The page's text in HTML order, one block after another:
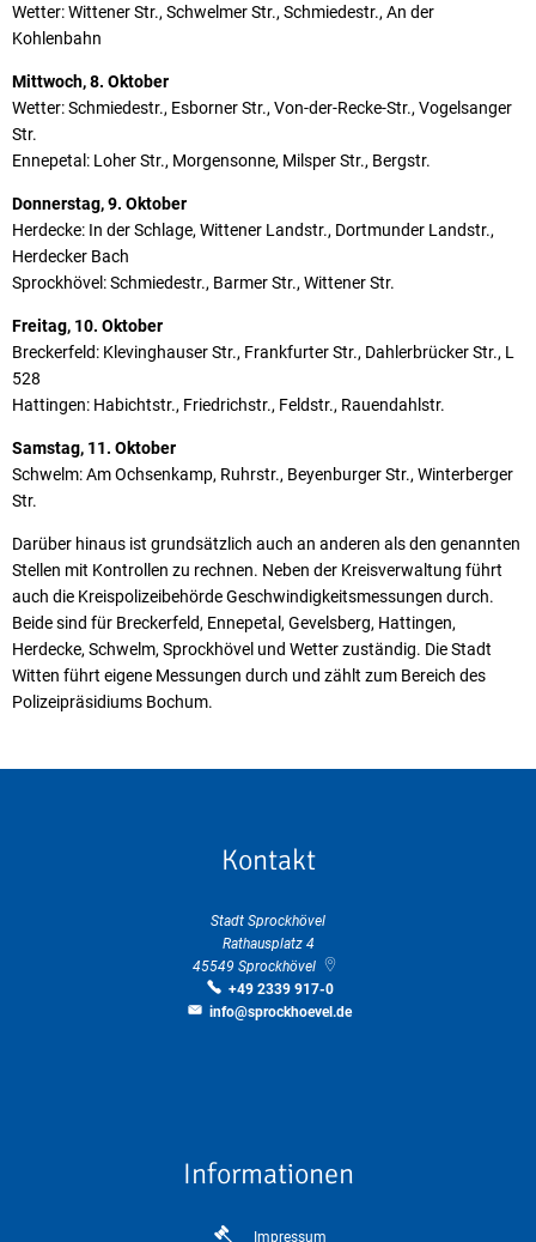
Wetter: Wittener Str., Schwelmer Str., Schmiedestr., An der
Kohlenbahn
Mittwoch, 8. Oktober
Wetter: Schmiedestr., Esborner Str., Von-der-Recke-Str., Vogelsanger
Str.
Ennepetal: Loher Str., Morgensonne, Milsper Str., Bergstr.
Donnerstag, 9. Oktober
Herdecke: In der Schlage, Wittener Landstr., Dortmunder Landstr.,
Herdecker Bach
Sprockhövel: Schmiedestr., Barmer Str., Wittener Str.
Freitag, 10. Oktober
Breckerfeld: Klevinghauser Str., Frankfurter Str., Dahlerbrücker Str., L
528
Hattingen: Habichtstr., Friedrichstr., Feldstr., Rauendahlstr.
Samstag, 11. Oktober
Schwelm: Am Ochsenkamp, Ruhrstr., Beyenburger Str., Winterberger
Str.
Darüber hinaus ist grundsätzlich auch an anderen als den genannten
Stellen mit Kontrollen zu rechnen. Neben der Kreisverwaltung führt
auch die Kreispolizeibehörde Geschwindigkeitsmessungen durch.
Beide sind für Breckerfeld, Ennepetal, Gevelsberg, Hattingen,
Herdecke, Schwelm, Sprockhövel und Wetter zuständig. Die Stadt
Witten führt eigene Messungen durch und zählt zum Bereich des
Polizeipräsidiums Bochum.
Kontakt
Stadt Sprockhövel
Rathausplatz 4
45549 Sprockhövel
+49 2339 917-0
info@sprockhoevel.de
Informationen
Impressum